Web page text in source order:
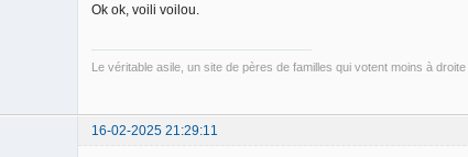
Ok ok, voili voilou.
Le véritable asile, un site de pères de familles qui votent moins à droite
16-02-2025 21:29:11